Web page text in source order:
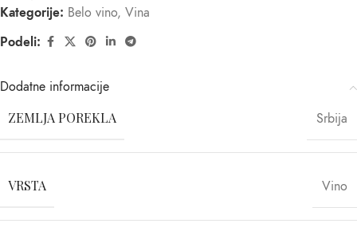
Kategorije: Belo vino, Vina
Podeli:
Dodatne informacije
ZEMLJA POREKLA Srbija
VRSTA Vino